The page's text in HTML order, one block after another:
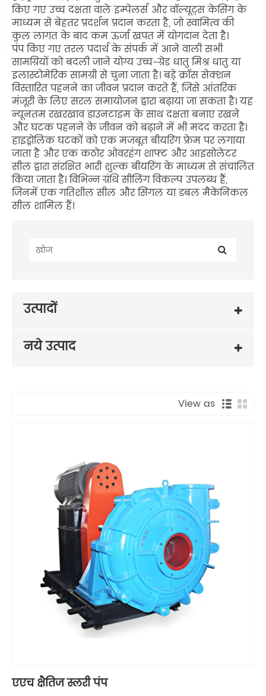
किए गए उच्च दक्षता वाले इम्पेलर्स और वॉल्यूट्स केसिंग के
माध्यम से बेहतर प्रदर्शन प्रदान करता है, जो स्वामित्व की
कुल लागत के बाद कम ऊर्जा खपत में योगदान देता है।
पंप किए गए तरल पदार्थ के संपर्क में आने वाली सभी
सामग्रियों को बदली जाने योग्य उच्च-ग्रेड धातु मिश्र धातु या
इलास्टोमेरिक सामग्री से चुना जाता है। बड़े क्रॉस सेक्शन
विस्तारित पहनने का जीवन प्रदान करते हैं, जिसे आंतरिक
मंजूरी के लिए सरल समायोजन द्वारा बढ़ाया जा सकता है। यह
न्यूनतम रखरखाव डाउनटाइम के साथ दक्षता बनाए रखने
और घटक पहनने के जीवन को बढ़ाने में भी मदद करता है।
हाइड्रोलिक घटकों को एक मजबूत बीयरिंग फ्रेम पर लगाया
जाता है और एक कठोर ओवरहंग शाफ्ट और आइसोलेटर
सील द्वारा संरक्षित भारी शुल्क बीयरिंग के माध्यम से संचालित
किया जाता है। विभिन्न ग्रंथि सीलिंग विकल्प उपलब्ध हैं,
जिनमें एक गतिशील सील और सिंगल या डबल मैकेनिकल
सील शामिल हैं।
उत्पादों
नये उत्पाद
View as
एएच क्षैतिज स्लरी पंप